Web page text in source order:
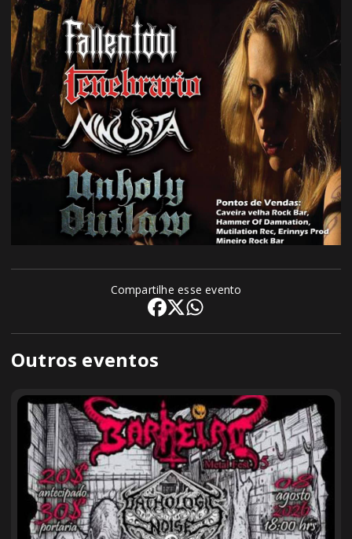
Outros eventos
Compartilhe esse evento